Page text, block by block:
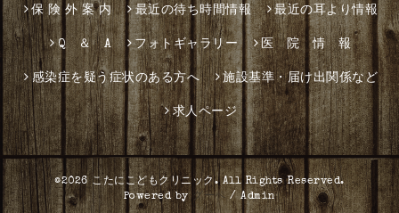
保 険 外 案 内 最近の待ち時間情報 最近の耳より情報
Q ＆ A フォトギャラリー 医 院 情 報
感染症を疑う症状のある方へ 施設基準・届け出関係など
求人ページ
©2026こたにこどもクリニック . All Rights Reserved.
Powered by グーペ /Admin